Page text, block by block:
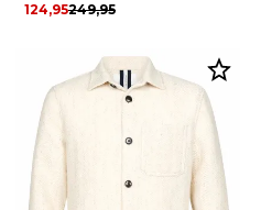
249,95
124,95